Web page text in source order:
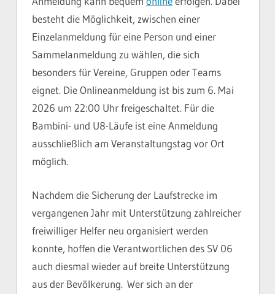
besteht die Möglichkeit, zwischen einer
Einzelanmeldung für eine Person und einer
Sammelanmeldung zu wählen, die sich
besonders für Vereine, Gruppen oder Teams
eignet. Die Onlineanmeldung ist bis zum 6. Mai
2026 um 22:00 Uhr freigeschaltet. Für die
Bambini- und U8-Läufe ist eine Anmeldung
ausschließlich am Veranstaltungstag vor Ort
möglich.
Nachdem die Sicherung der Laufstrecke im
vergangenen Jahr mit Unterstützung zahlreicher
freiwilliger Helfer neu organisiert werden
konnte, hoffen die Verantwortlichen des SV 06
auch diesmal wieder auf breite Unterstützung
aus der Bevölkerung. Wer sich an der